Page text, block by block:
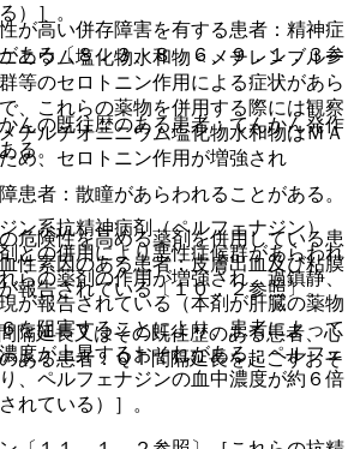
）］。
ニウム塩化物水和物＜メチレンブルー
等のセロトニン作用による症状があら
、これらの薬物を併用する際には観察
チルチオニニウム塩化物水和物はＭＡ
め、セロトニン作用が増強され
ン系抗精神病剤（ペルフェナジン）
との併用により悪性症候群があらわれ
らの薬剤の作用が増強され、過鎮静、
が報告されている（本剤が肝臓の薬物
を阻害することにより、患者によって
度が上昇するおそれがある；ペルフェ
、ペルフェナジンの血中濃度が約６倍
れている）］。
が高い併存障害を有する患者：精神症
ある〔８．３、８．６、９．１．３参
んの既往歴のある患者：てんかん発作
る。
者：散瞳があらわれることがある。
危険性を高める薬剤を併用している患
性素因のある患者：皮膚出血及び粘膜
報告されている〔１０．２参照〕。
隔延長又はその既往歴のある患者、心
ある患者：ＱＴ間隔延長を起こすおそ